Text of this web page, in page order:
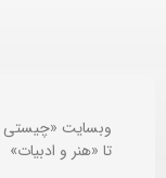
وبسایت «چیستی
تا «هنر و ادبیات»